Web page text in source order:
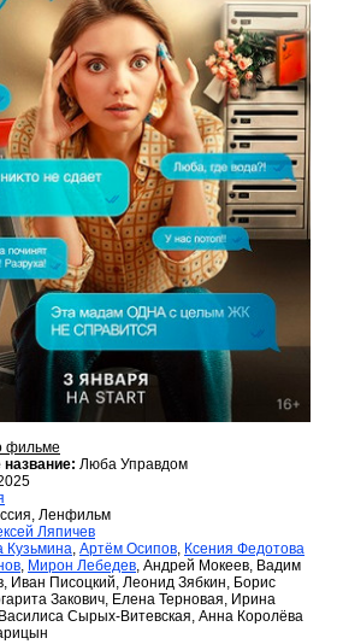
фильме
Люба Управдом
Ленфильм
Ляпичев
Кузьмина, Артём Осипов, Ксения Федотова
, Мирон Лебедев, Андрей Мокеев, Вадим
Иван Писоцкий, Леонид Зябкин, Борис
Закович, Елена Терновая, Ирина
Сырых-Витевская, Анна Королёва